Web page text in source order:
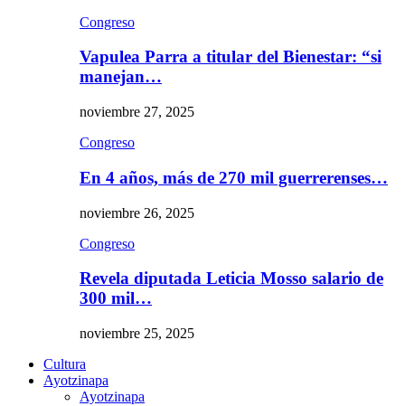
Congreso
Vapulea Parra a titular del Bienestar: “si
manejan…
noviembre 27, 2025
Congreso
En 4 años, más de 270 mil guerrerenses…
noviembre 26, 2025
Congreso
Revela diputada Leticia Mosso salario de
300 mil…
noviembre 25, 2025
Cultura
Ayotzinapa
Ayotzinapa